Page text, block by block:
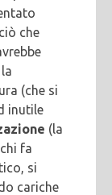
che
(che si
inutile
(la
fa
si
cariche